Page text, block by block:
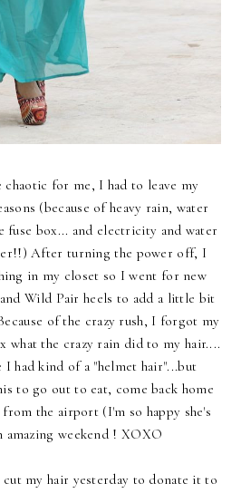
chaotic for me, I had to leave my
(because of heavy rain, water
fuse box... and electricity and water
After turning the power off, I
in my closet so I went for new
Wild Pair heels to add a little bit
of the crazy rush, I forgot my
the crazy rain did to my hair....
had kind of a "helmet hair"...but
to go out to eat, come back home
the airport (I'm so happy she's
amazing weekend ! XOXO
cut my hair yesterday to donate it to